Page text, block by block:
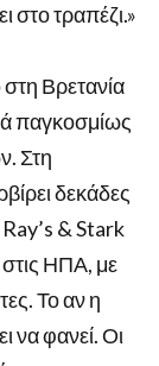
στο τραπέζι.»
Βρετανία
παγκοσμίως
Στη
δεκάδες
& Stark
στις ΗΠΑ, με
Το αν η
να φανεί. Οι